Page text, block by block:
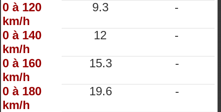
0 à 120
km/h
9.3 -
0 à 140
km/h
12 -
0 à 160
km/h
15.3 -
0 à 180
km/h
19.6 -